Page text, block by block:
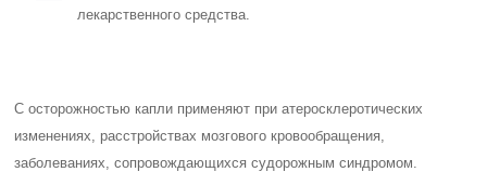
лекарственного средства.
С осторожностью капли применяют при атеросклеротических
изменениях, расстройствах мозгового кровообращения,
заболеваниях, сопровождающихся судорожным синдромом.